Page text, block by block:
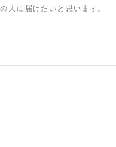
人に届けたいと思います。